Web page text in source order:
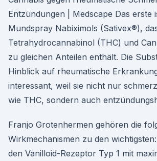
Entzündungen | Medscape Das erste
Mundspray Nabiximols (Sativex®),
Tetrahydrocannabinol (THC) und
zu gleichen Anteilen enthält. Die
Hinblick auf rheumatische
interessant, weil sie nicht nur
wie THC, sondern auch
Franjo Grotenhermen gehören die
Wirkmechanismen zu den
den Vanilloid-Rezeptor Typ 1 mit